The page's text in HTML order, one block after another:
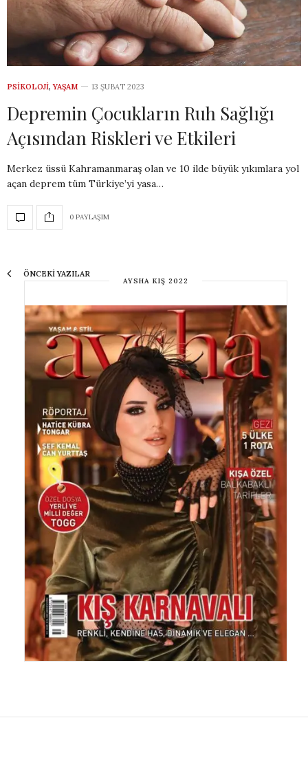
PSIKOLOJI, YAŞAM 13 ŞUBAT 2023
Depremin Çocukların Ruh Sağlığı
Açısından Riskleri ve Etkileri
Merkez üssü Kahramanmaraş olan ve 10 ilde büyük yıkımlara yol
açan deprem tüm Türkiye’yi yasa…
0 PAYLAŞIM
ÖNCEKI YAZILAR
AYSHA KIŞ 2022